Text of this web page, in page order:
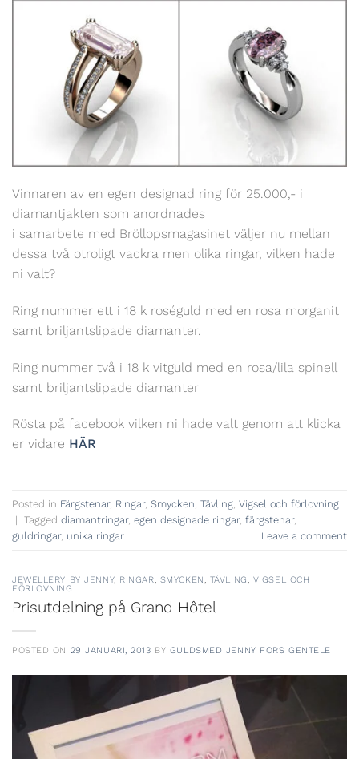
Vinnaren av en egen designad ring för 25.000,- i
diamantjakten som anordnades
i samarbete med Bröllopsmagasinet väljer nu mellan
dessa två otroligt vackra men olika ringar, vilken hade
ni valt?
Ring nummer ett i 18 k roséguld med en rosa morganit
samt briljantslipade diamanter.
Ring nummer två i 18 k vitguld med en rosa/lila spinell
samt briljantslipade diamanter
Rösta på facebook vilken ni hade valt genom att klicka
er vidare HÄR
Posted in Färgstenar, Ringar, Smycken Tävling Vigsel och förlovning
| Tagged diamantringar, egen designade ringar, färgstenar,
guldringar, unika ringar Leave a comment
JEWELLERY BY JENNY, RINGAR, SMYCKEN, TÄVLING, VIGSEL OCH
FÖRLOVNING
Prisutdelning på Grand Hôtel
POSTED ON 29 JANUARI, 2013 BY GULDSMED JENNY FORS GENTELE